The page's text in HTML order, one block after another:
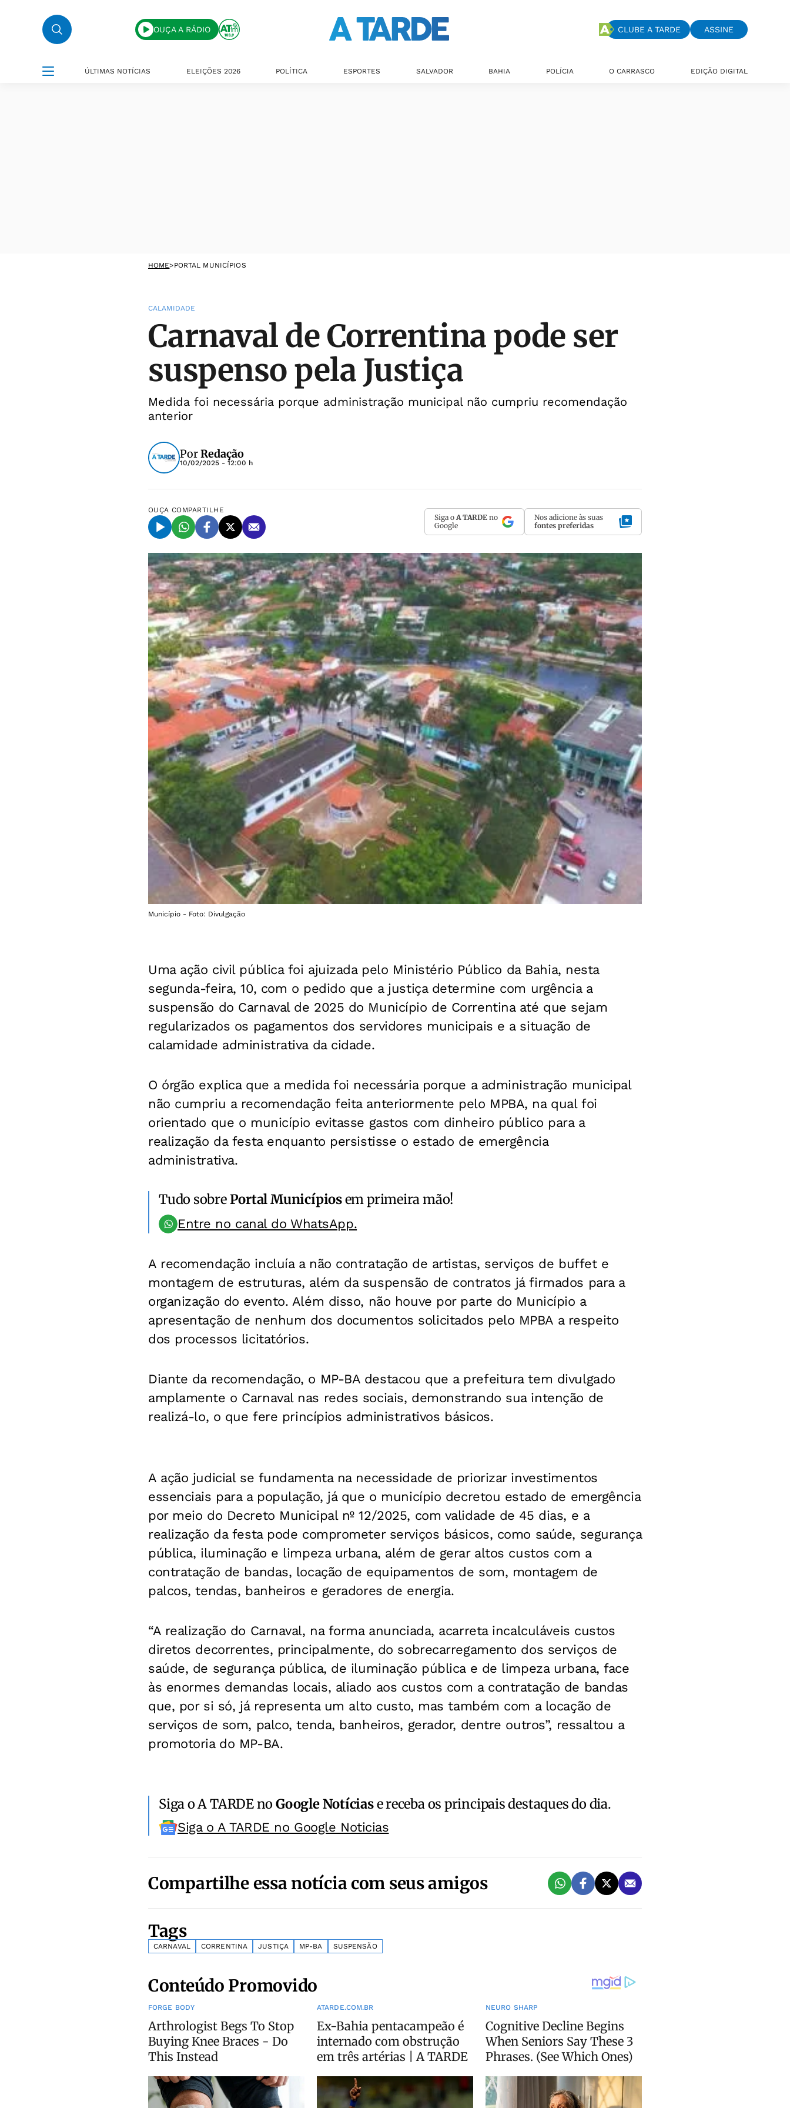
OUÇA A RÁDIO CLUBE A TARDE ASSINE
ÚLTIMAS NOTÍCIAS ELEIÇÕES 2026 POLÍTICA ESPORTES SALVADOR BAHIA POLÍCIA O CARRASCO EDIÇÃO DIGITAL
HOME>PORTAL MUNICÍPIOS
CALAMIDADE
Carnaval de Correntina pode ser
suspenso pela Justiça
Medida foi necessária porque administração municipal não cumpriu recomendação
anterior
PorRedação
10/02/2025 - 12:00 h
OUÇA COMPARTILHE
Siga o A TARDE no
Google
Nos adicione às suas
fontes preferidas
Município - Foto: Divulgação
Uma ação civil pública foi ajuizada pelo Ministério Público da Bahia, nesta
segunda-feira, 10, com o pedido que a justiça determine com urgência a
suspensão do Carnaval de 2025 do Município de Correntina até que sejam
regularizados os pagamentos dos servidores municipais e a situação de
calamidade administrativa da cidade.
O órgão explica que a medida foi necessária porque a administração municipal
não cumpriu a recomendação feita anteriormente pelo MPBA, na qual foi
orientado que o município evitasse gastos com dinheiro público para a
realização da festa enquanto persistisse o estado de emergência
administrativa.
Tudo sobrePortal Municípiosem primeira mão!
Entre no canal do WhatsApp.
A recomendação incluía a não contratação de artistas, serviços de buffet e
montagem de estruturas, além da suspensão de contratos já firmados para a
organização do evento. Além disso, não houve por parte do Município a
apresentação de nenhum dos documentos solicitados pelo MPBA a respeito
dos processos licitatórios.
Diante da recomendação, o MP-BA destacou que a prefeitura tem divulgado
amplamente o Carnaval nas redes sociais, demonstrando sua intenção de
realizá-lo, o que fere princípios administrativos básicos.
A ação judicial se fundamenta na necessidade de priorizar investimentos
essenciais para a população, já que o município decretou estado de emergência
por meio do Decreto Municipal nº 12/2025, com validade de 45 dias, e a
realização da festa pode comprometer serviços básicos, como saúde, segurança
pública, iluminação e limpeza urbana, além de gerar altos custos com a
contratação de bandas, locação de equipamentos de som, montagem de
palcos, tendas, banheiros e geradores de energia.
“A realização do Carnaval, na forma anunciada, acarreta incalculáveis custos
diretos decorrentes, principalmente, do sobrecarregamento dos serviços de
saúde, de segurança pública, de iluminação pública e de limpeza urbana, face
às enormes demandas locais, aliado aos custos com a contratação de bandas
que, por si só, já representa um alto custo, mas também com a locação de
serviços de som, palco, tenda, banheiros, gerador, dentre outros”, ressaltou a
promotoria do MP-BA.
Siga o A TARDE noGoogle Notíciase receba os principais destaques do dia.
Siga o A TARDE no Google Noticias
Compartilhe essa notícia com seus amigos
Tags
CARNAVAL CORRENTINA JUSTIÇA MP-BA SUSPENSÃO